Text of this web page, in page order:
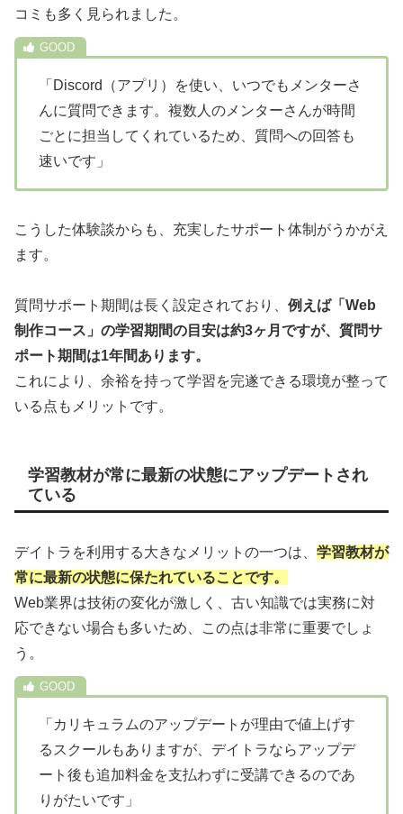
コミも多く見られました。
「Discord（アプリ）を使い、いつでもメンターさ
んに質問できます。複数人のメンターさんが時間
ごとに担当してくれているため、質問への回答も
速いです」
こうした体験談からも、充実したサポート体制がうかがえ
ます。
質問サポート期間は長く設定されており、 例えば「Web
制作コース」の学習期間の目安は約3ヶ月ですが、質問サ
ポート期間は1年間あります。
これにより、余裕を持って学習を完遂できる環境が整って
いる点もメリットです。
学習教材が常に最新の状態にアップデートされ
ている
デイトラを利用する大きなメリットの一つは、 学習教材が
常に最新の状態に保たれていることです。
Web業界は技術の変化が激しく、古い知識では実務に対
応できない場合も多いため、この点は非常に重要でしょ
う。
「カリキュラムのアップデートが理由で値上げす
るスクールもありますが、デイトラならアップデ
ート後も追加料金を支払わずに受講できるのであ
りがたいです」